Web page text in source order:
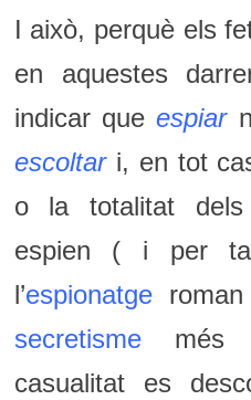
I això, perquè els
en aquestes
indicar queespiar
escoltari, en tot
o la totalitat dels
espien ( i per
l’espionatgeroman
secretismemés
casualitat es